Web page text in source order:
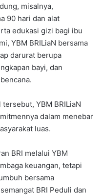
misalnya,
90 hari dan alat
edukasi gizi bagi ibu
YBM BRILiaN bersama
darurat berupa
bayi, dan
YBM BRILiaN
dalam menebar
luas.
BRI melalui YBM
keuangan, tetapi
bersama
BRI Peduli dan